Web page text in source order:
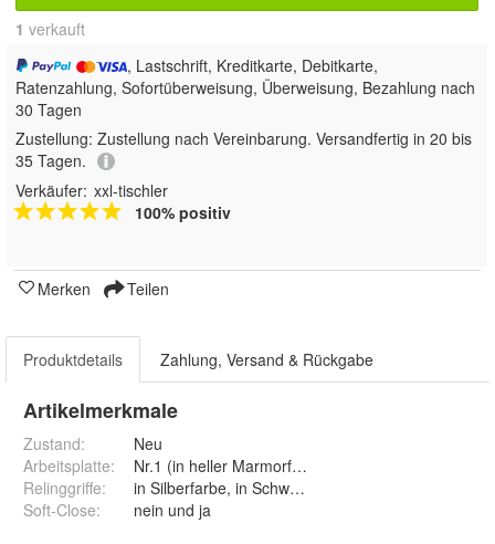
1 verkauft
, Lastschrift, Kreditkarte, Debitkarte,
Ratenzahlung, Sofortüberweisung, Überweisung, Bezahlung nach
30 Tagen
Zustellung: Zustellung nach Vereinbarung. Versandfertig in 20 bis
35 Tagen.
Verkäufer: xxl-tischler
100% positiv
Merken Teilen
Produktdetails Zahlung, Versand & Rückgabe
Artikelmerkmale
Zustand:
Neu
Arbeitsplatte:
Relinggriffe:
Soft-Close: nein und ja